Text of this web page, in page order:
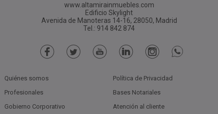
www.altamirainmuebles.com
Edificio Skylight
Avenida de Manoteras 14-16, 28050, Madrid
Tel.: 914 842 874
Quiénes somos
Profesionales
Gobierno Corporativo
Política de Privacidad
Bases Notariales
Atención al cliente